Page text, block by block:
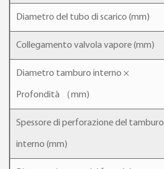
Diametro del tubo di scarico (mm)
Collegamento valvola vapore (mm)
Diametro tamburo interno ×
Profondità （mm)
Spessore di perforazione del tamburo
interno (mm)